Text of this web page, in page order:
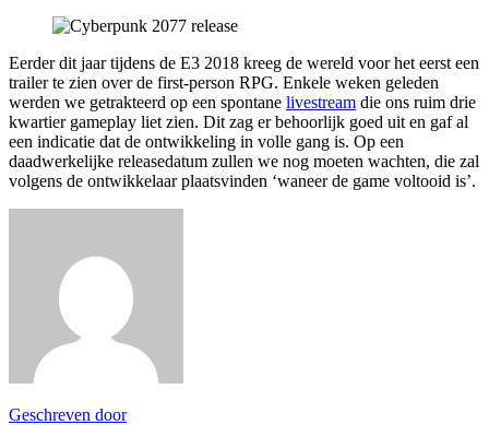
Eerder dit jaar tijdens de E3 2018 kreeg de wereld voor het eerst een
trailer te zien over de first-person RPG. Enkele weken geleden
werden we getrakteerd op een spontane livestream die ons ruim drie
kwartier gameplay liet zien. Dit zag er behoorlijk goed uit en gaf al
een indicatie dat de ontwikkeling in volle gang is. Op een
daadwerkelijke releasedatum zullen we nog moeten wachten, die zal
volgens de ontwikkelaar plaatsvinden ‘waneer de game voltooid is’.
Geschreven door